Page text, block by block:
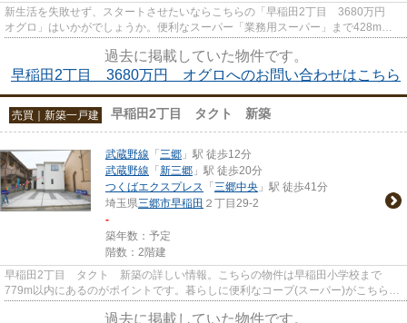
新生活を失敗せず、スタートさせたいならこちらの「早稲田2丁目 3680万円
オグロ」はいかがでしょうか。便利なスーパー「業務用スーパー」まで428mで
過去に掲載していた物件です。
早稲田2丁目 3680万円 オグロへのお問い合わせはこちら
売買｜新築一戸建 早稲田2丁目 タクト 新築
武蔵野線 「 三郷 」駅 徒歩12分
武蔵野線 「 新三郷 」駅 徒歩20分
つくばエクスプレス 「 三郷中央 」駅 徒歩41分
埼玉県三郷市早稲田 ２丁目29-2
-
築年数：予定
階数：2階建
早稲田2丁目 タクト 新築の詳しい情報。こちらの物件は早稲田小学校まで
779m以内にあるのがポイントです。暮らしに便利なコープ(スーパー)がこちらか
過去に掲載していた物件です。